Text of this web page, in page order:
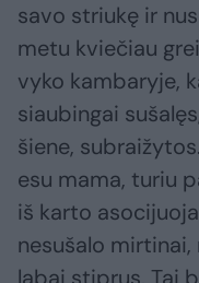
savo striukę ir
metu kviečiau
vyko kambaryje,
siaubingai
šiene,
esu mama, turiu
iš karto
nesušalo